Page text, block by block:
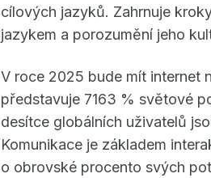
cílových jazyků. Zahrnuje
jazykem a porozumění jeho
V roce 2025 bude mít internet
představuje 7163 % světové
desítce globálních uživatelů
Komunikace je základem
o obrovské procento svých